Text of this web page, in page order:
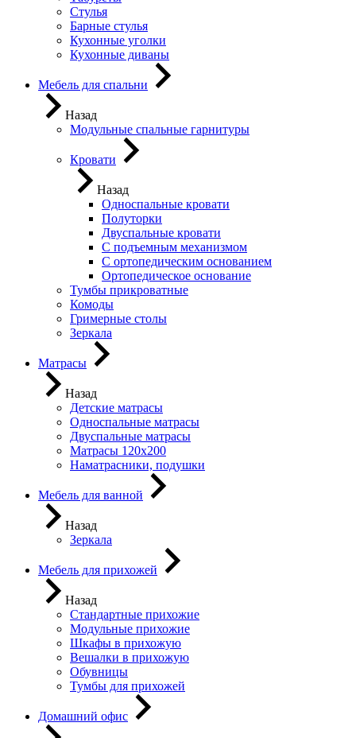
Стулья
Барные стулья
Кухонные уголки
Кухонные диваны
Мебель для спальни
Назад
Модульные спальные гарнитуры
Кровати
Назад
Односпальные кровати
Полуторки
Двуспальные кровати
С подъемным механизмом
С ортопедическим основанием
Ортопедическое основание
Тумбы прикроватные
Комоды
Гримерные столы
Зеркала
Матрасы
Назад
Детские матрасы
Односпальные матрасы
Двуспальные матрасы
Матрасы 120х200
Наматрасники, подушки
Мебель для ванной
Назад
Зеркала
Мебель для прихожей
Назад
Стандартные прихожие
Модульные прихожие
Шкафы в прихожую
Вешалки в прихожую
Обувницы
Тумбы для прихожей
Домашний офис